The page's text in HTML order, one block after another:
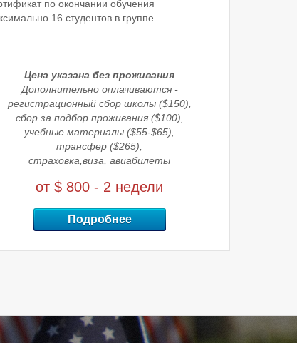
по окончании обучения
16 студентов в группе
Цена указана без проживания
Дополнительно оплачиваются -
регистрационный сбор школы ($150),
сбор за подбор проживания ($100),
учебные материалы ($55-$65),
трансфер ($265),
страховка,виза, авиабилеты
от$ 800 - 2 недели
Подробнее